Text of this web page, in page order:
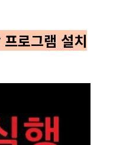
로그램 설치